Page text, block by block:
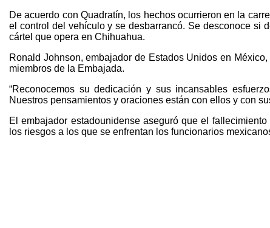
De acuerdo con Quadratín, los hechos ocurrieron en la
el control del vehículo y se desbarrancó. Se desconoce si
cártel que opera en Chihuahua.
Ronald Johnson, embajador de Estados Unidos en
miembros de la Embajada.
“Reconocemos su dedicación y sus incansables
Nuestros pensamientos y oraciones están con ellos y con
El embajador estadounidense aseguró que el
los riesgos a los que se enfrentan los funcionarios